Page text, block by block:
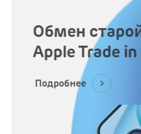
Обмен
Apple Trade in
Подробнее